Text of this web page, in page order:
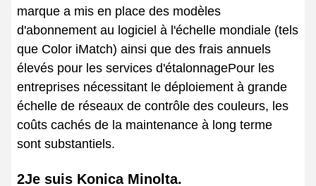
marque a mis en place des modèles
d'abonnement au logiciel à l'échelle mondiale (tels
que Color iMatch) ainsi que des frais annuels
élevés pour les services d'étalonnagePour les
entreprises nécessitant le déploiement à grande
échelle de réseaux de contrôle des couleurs, les
coûts cachés de la maintenance à long terme
sont substantiels.
2Je suis Konica Minolta.